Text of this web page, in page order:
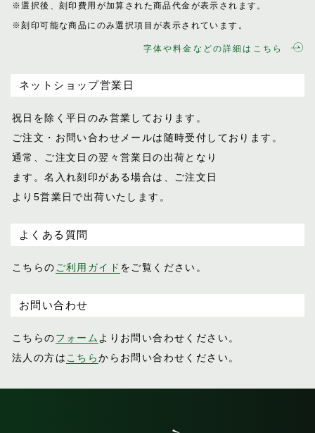
※選択後、刻印費用が加算された商品代金が表示 されます。
※刻印可能な商品にのみ選択項目が表示されてい ます。
字体や料金などの詳細はこちら
ネットショップ営業日
祝日を除く平日のみ営業しております。
ご注文・お問い合わせメールは随時受付し ております。
通常、ご注文日の翌々営業日の出荷となり
ます。名入れ刻印がある場合は、ご注文日
より5営業日で出荷いたします。
よくある質問
こちらの ご利用ガイド をご覧ください。
お問い合わせ
こちらのフォーム よりお問い合わせください。
法人の方は こちらからお問い合わせください。